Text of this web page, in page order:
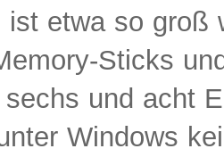
ist etwa so groß
Sticks
und acht
Windows